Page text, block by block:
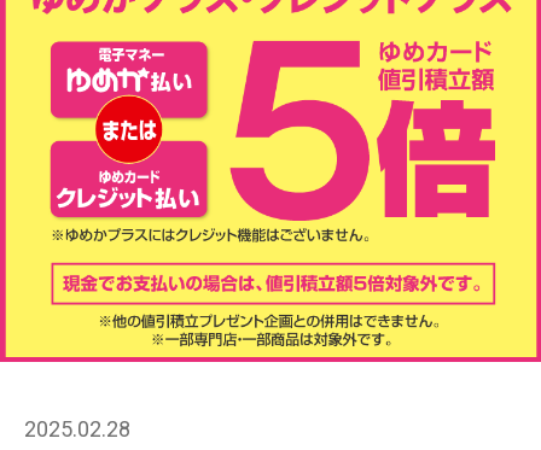
2025.02.28